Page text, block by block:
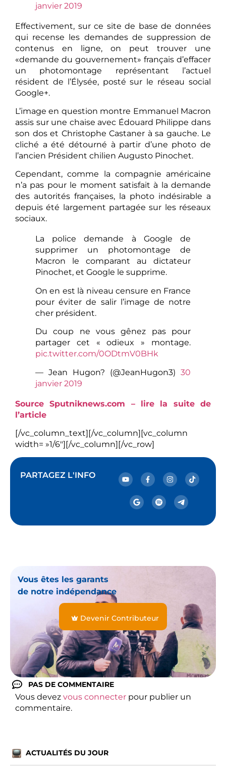
janvier 2019
Effectivement, sur ce site de base de données
qui recense les demandes de suppression de
contenus en ligne, on peut trouver une
«demande du gouvernement» français d’effacer
un photomontage représentant l’actuel
résident de l’Élysée, posté sur le réseau social
Google+.
L’image en question montre Emmanuel Macron
assis sur une chaise avec Édouard Philippe dans
son dos et Christophe Castaner à sa gauche. Le
cliché a été détourné à partir d’une photo de
l’ancien Président chilien Augusto Pinochet.
Cependant, comme la compagnie américaine
n’a pas pour le moment satisfait à la demande
des autorités françaises, la photo indésirable a
depuis été largement partagée sur les réseaux
sociaux.
La police demande à Google de
supprimer un photomontage de
Macron le comparant au dictateur
Pinochet, et Google le supprime.
On en est là niveau censure en France
pour éviter de salir l’image de notre
cher président.
Du coup ne vous gênez pas pour
partager cet « odieux » montage.
pic.twitter.com/0ODtmV0BHk
— Jean Hugon? (@JeanHugon3) 30
janvier 2019
Source Sputniknews.com – lire la suite de
l’article
[/vc_column_text][/vc_column][vc_column
width= »1/6″][/vc_column][/vc_row]
PARTAGEZ L'INFO
Vous êtes les garants
de notre indépendance
Devenir Contributeur
PAS DE COMMENTAIRE
Vous devez vous connecter pour publier un
commentaire.
ACTUALITÉS DU JOUR